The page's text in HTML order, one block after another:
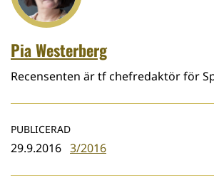
Pia Westerberg
Recensenten är tf chefredaktör för
PUBLICERAD
29.9.2016 3/2016